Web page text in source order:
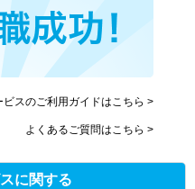
ビスのご利用ガイドはこちら >
よくあるご質問はこちら >
に関する